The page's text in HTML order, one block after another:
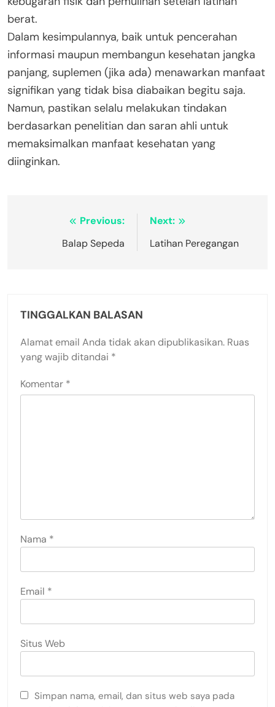
berat.
Dalam kesimpulannya, baik untuk pencerahan
informasi maupun membangun kesehatan jangka
panjang, suplemen (jika ada) menawarkan manfaat
signifikan yang tidak bisa diabaikan begitu saja.
Namun, pastikan selalu melakukan tindakan
berdasarkan penelitian dan saran ahli untuk
memaksimalkan manfaat kesehatan yang
diinginkan.
NavigasiPrevious:
Balap Sepeda
Next:
Latihan Peregangan
TINGGALKAN BALASAN
Alamat email Anda tidak akan dipublikasikan. Ruas
yang wajib ditandai *
Komentar *
Nama *
Email *
Situs Web
Simpan nama, email, dan situs web saya pada